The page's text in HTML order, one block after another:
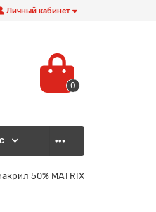
Личный кабинет
0
50% MATRIX